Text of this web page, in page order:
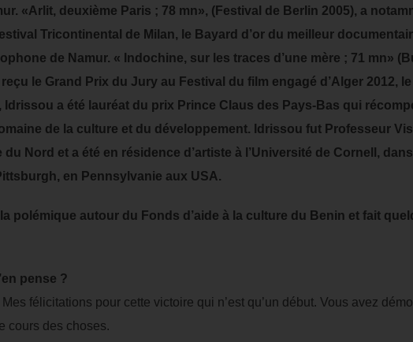
«Arlit, deuxième Paris ; 78 mn», (Festival de Berlin 2005), a
Tricontinental de Milan, le Bayard d’or du meilleur
de Namur. « Indochine, sur les traces d’une mère ; 71 mn»
le Grand Prix du Jury au Festival du film engagé d’Alger 2012,
Idrissou a été lauréat du prix Prince Claus des Pays-Bas qui
de la culture et du développement. Idrissou fut Professeur
Nord et a été en résidence d’artiste à l’Université de Cornell, dans
en Pennsylvanie aux USA.
polémique autour du Fonds d’aide à la culture du Benin et fait
pense ?
félicitations pour cette victoire qui n’est qu’un début. Vous avez
cours des choses.